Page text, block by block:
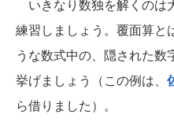
いきなり数独を解くのは
練習しましょう。覆面算と
うな数式中の、隠された
挙げましょう（この例は、
ら借りました）。